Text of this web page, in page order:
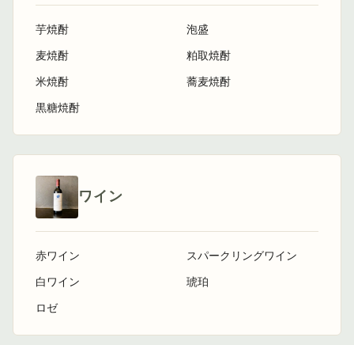
芋焼酎
麦焼酎
米焼酎
黒糖焼酎
泡盛
粕取焼酎
蕎麦焼酎
ワイン
赤ワイン
白ワイン
ロゼ
スパークリングワイン
琥珀